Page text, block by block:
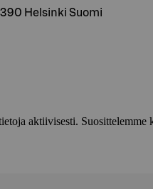
Helsinki Suomi
aktiivisesti.